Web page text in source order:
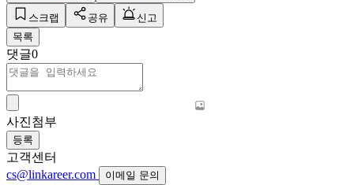
스크랩 공유
신고
목록
댓글0
사진첨부
등록
고객센터
cs@linkareer.com
이메일 문의